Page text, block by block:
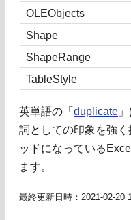
OLEObjects
Shape
ShapeRange
TableStyle
英単語の「 duplicate
詞としての印象を強
ッドになっている
ます。
最終更新日時：2021-02-20